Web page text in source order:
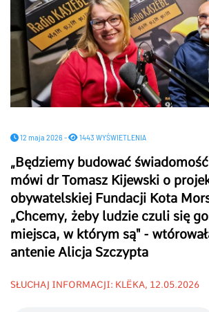
12 maja 2026 - 1443 WYŚWIETLENIA
„Będziemy budować
mówi dr Tomasz Kijewski o
obywatelskiej Fundacji Kota
„Chcemy, żeby ludzie czuli się
miejsca, w którym są" -
antenie Alicja Szczypta
SŁUCHAJ INFORMACJI: KLËKA, 12.05.2026